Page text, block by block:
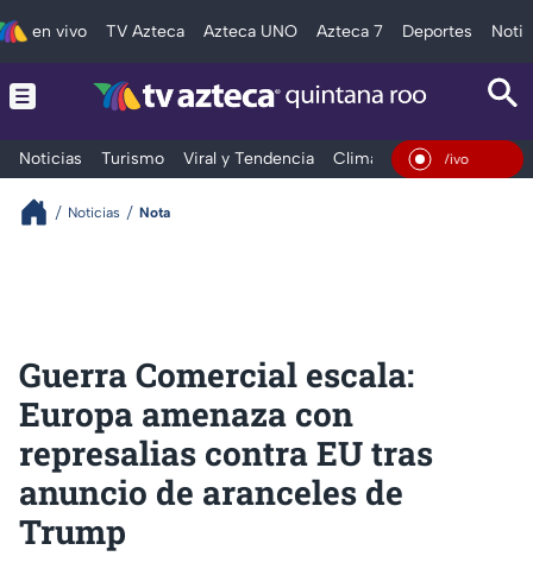
en vivo TV Azteca Azteca UNO Azteca 7 Deportes
Noticias Turismo Viral y Tendencia Clima Tráfico
En Vivo
Noticias Nota
Guerra Comercial escala:
Europa amenaza con
represalias contra EU tras
anuncio de aranceles de
Trump